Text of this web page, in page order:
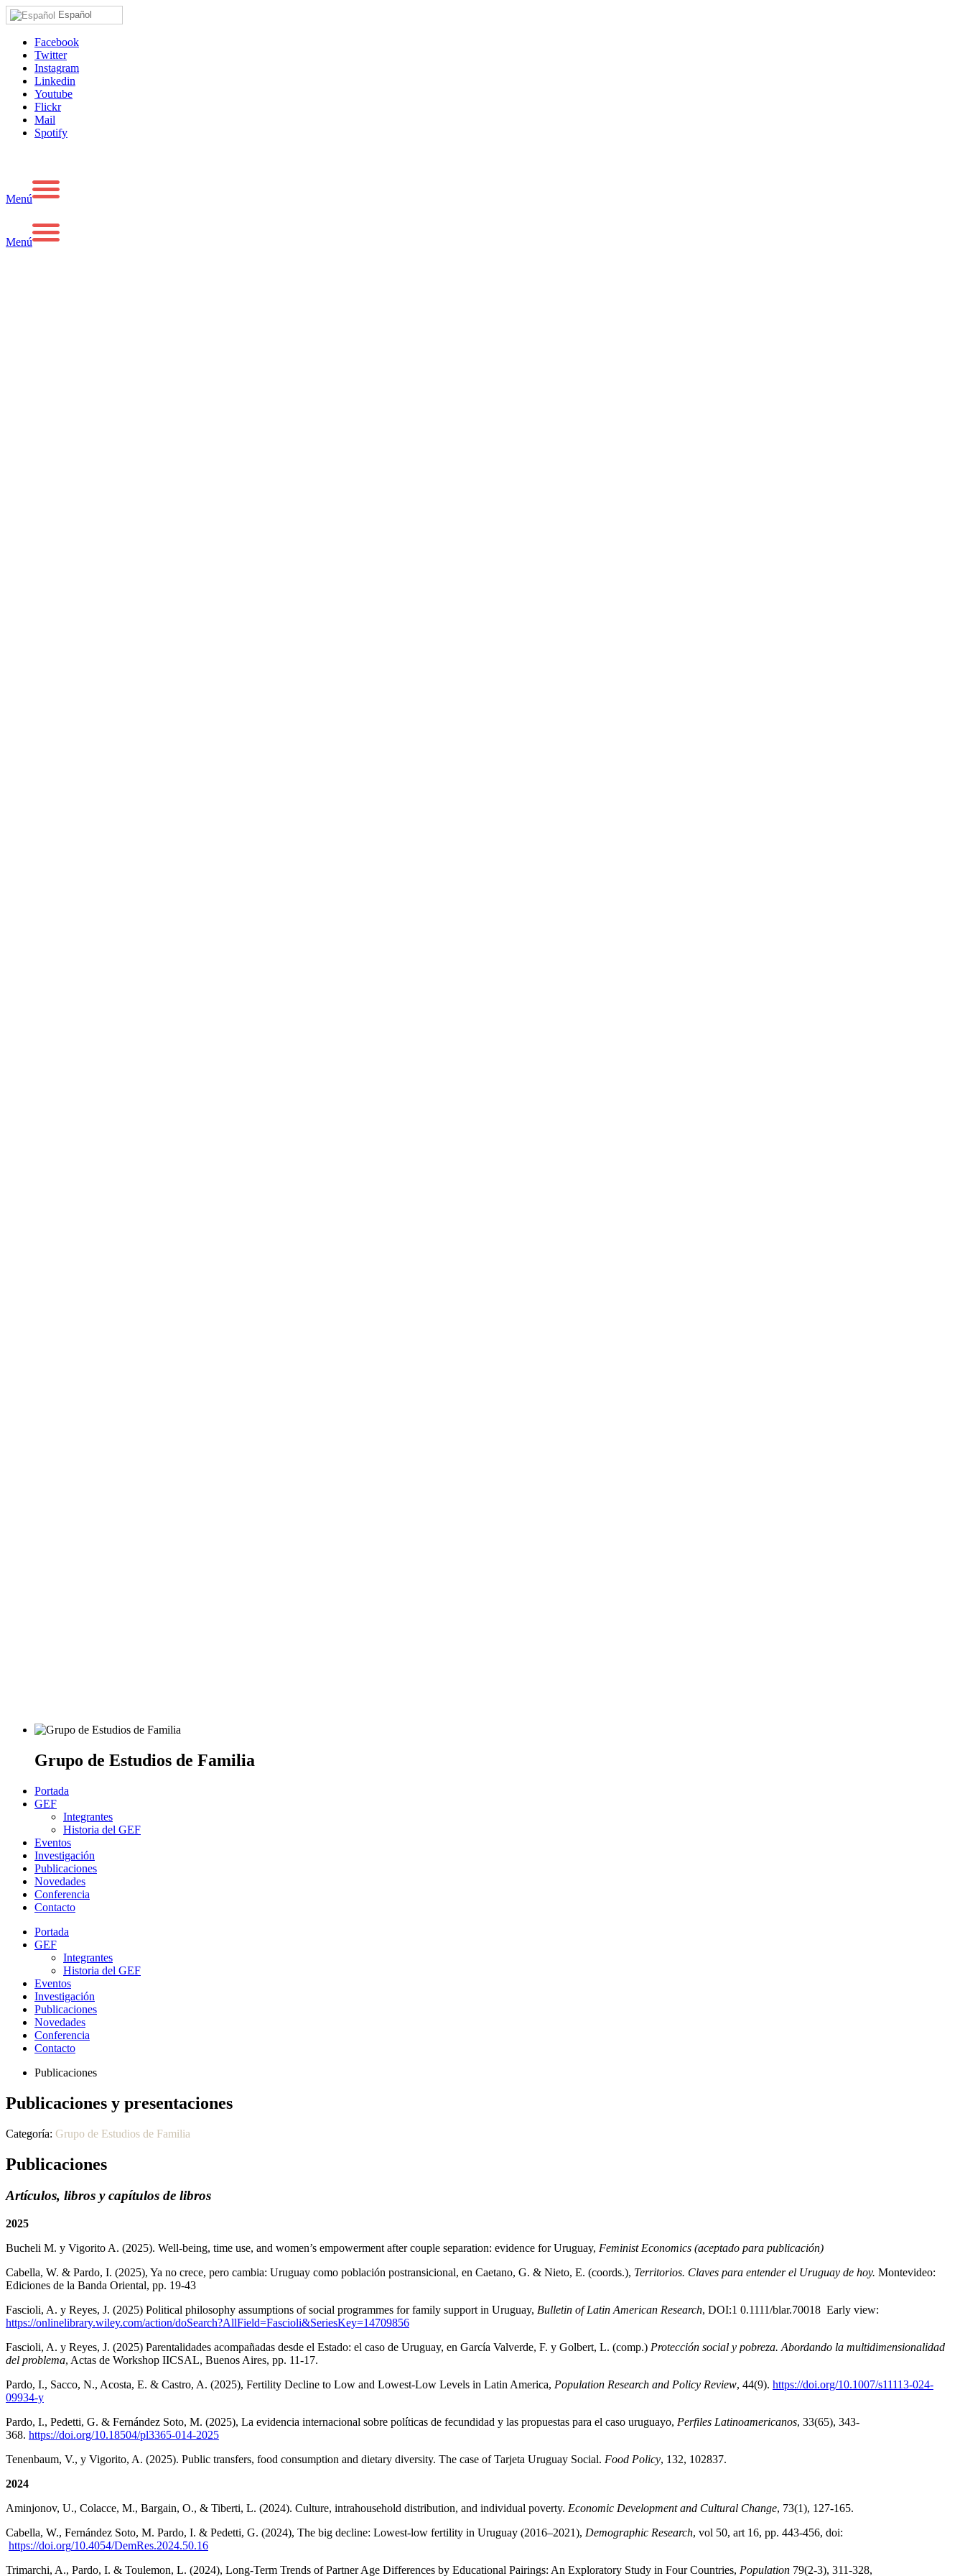
Español
Facebook
Twitter
Instagram
Linkedin
Youtube
Flickr
Mail
Spotify
Menú
Menú
Grupo de Estudios de Familia
Portada
GEF
Integrantes
Historia del GEF
Eventos
Investigación
Publicaciones
Novedades
Conferencia
Contacto
Portada
GEF
Integrantes
Historia del GEF
Eventos
Investigación
Publicaciones
Novedades
Conferencia
Contacto
Publicaciones
Publicaciones y presentaciones
Categoría: Grupo de Estudios de Familia
Publicaciones
Artículos, libros y capítulos de libros
2025
Bucheli M. y Vigorito A. (2025). Well-being, time use, and women’s empowerment after couple separation: evidence for Uruguay, Feminist Economics (aceptado para publicación)
Cabella, W. & Pardo, I. (2025), Ya no crece, pero cambia: Uruguay como población postransicional, en Caetano, G. & Nieto, E. (coords.), Territorios. Claves para entender el Uruguay de hoy. Montevideo:
Ediciones de la Banda Oriental, pp. 19-43
Fascioli, A. y Reyes, J. (2025) Political philosophy assumptions of social programmes for family support in Uruguay, Bulletin of Latin American Research, DOI:1 0.1111/blar.70018 Early view:
https://onlinelibrary.wiley.com/action/doSearch?AllField=Fascioli&SeriesKey=14709856
Fascioli, A. y Reyes, J. (2025) Parentalidades acompañadas desde el Estado: el caso de Uruguay, en García Valverde, F. y Golbert, L. (comp.) Protección social y pobreza. Abordando la multidimensionalidad
del problema, Actas de Workshop IICSAL, Buenos Aires, pp. 11-17.
Pardo, I., Sacco, N., Acosta, E. & Castro, A. (2025), Fertility Decline to Low and Lowest-Low Levels in Latin America, Population Research and Policy Review, 44(9). https://doi.org/10.1007/s11113-024-
09934-y
Pardo, I., Pedetti, G. & Fernández Soto, M. (2025), La evidencia internacional sobre políticas de fecundidad y las propuestas para el caso uruguayo, Perfiles Latinoamericanos, 33(65), 343-
368. https://doi.org/10.18504/pl3365-014-2025
Tenenbaum, V., y Vigorito, A. (2025). Public transfers, food consumption and dietary diversity. The case of Tarjeta Uruguay Social. Food Policy, 132, 102837.
2024
Aminjonov, U., Colacce, M., Bargain, O., & Tiberti, L. (2024). Culture, intrahousehold distribution, and individual poverty. Economic Development and Cultural Change, 73(1), 127-165.
Cabella, W., Fernández Soto, M. Pardo, I. & Pedetti, G. (2024), The big decline: Lowest-low fertility in Uruguay (2016–2021), Demographic Research, vol 50, art 16, pp. 443-456, doi:
https://doi.org/10.4054/DemRes.2024.50.16
Trimarchi, A., Pardo, I. & Toulemon, L. (2024), Long-Term Trends of Partner Age Differences by Educational Pairings: An Exploratory Study in Four Countries, Population 79(2-3), 311-328,